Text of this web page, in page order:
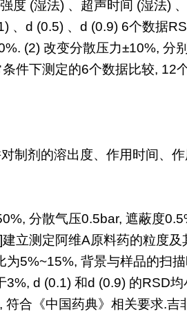
度 (湿法) 、超声时间 (湿法)
、d (0.5) 、d (0.9) 6个数据
(2) 改变分散压力±10%, 分
件下测定的6个数据比较, 12
制剂的溶出度、作用时间、
分散气压0.5bar, 遮蔽度
立测定阿维A原料药的粒度及
5%~15%, 背景与样品的扫
d (0.1) 和d (0.9) 的RSD
合《中国药典》相关要求.吉